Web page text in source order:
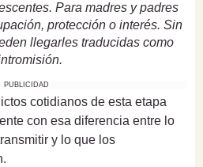
Para madres y padres
protección o interés. Sin
llegarles traducidas como
PUBLICIDAD
cotidianos de esta etapa
con esa diferencia entre lo
y lo que los